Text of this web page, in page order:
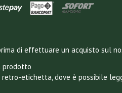
di effettuare un acquisto sul
prodotto
etichetta, dove è possibile